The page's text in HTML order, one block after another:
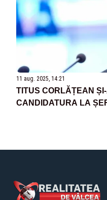
11 aug. 2025, 14:21
TITUS CORLĂȚEAN
CANDIDATURA LA